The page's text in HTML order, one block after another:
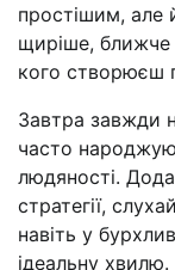
простішим, але
щиріше, ближче
кого створюєш
Завтра завжди
часто
людяності.
стратегії,
навіть у
ідеальну хвилю.